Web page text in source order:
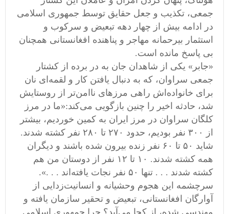
جمعی، تکذیب و جعل حقایق توسط جمهوری اسلامی
در ادامه بیش از چهار دهه تبعیض و سرکوب و
استثمار بیرحمانه مهاجر و پناهنده افغانستانی همچنان
بی پاسخ مانده است.
«جابر» یکی از شاهدان جان به در برده از کشتار
جمعی سراوان، که به دنبال یافتن کار و لقمه‌ای نان
برای خانواده‌اش راهی مرزهای ناامن‌تر از روستایش
شد، حادثه اخیر را چنین بازگویی می‌کند:«ما در مرز
کلگان سراوان در مرز ایران به کمین خوردیم، بیشتر
از ۳۰۰ نفر بودیم، حدود ۲۷۰ تا ۲۸۰ نفر کشته شدند.
شاید ۵۰ تا ۶۰ نفر زنده بیرون شده باشند و دیگران
همه کشته شدند. ۱۰ تا ۱۲ نفر از دوستان من هم
کشته شدند . . . تنها ۵۰ نفر نجات یافته‌اند . . .».
سرچشمه این هجوم وحشیانه و انسانیت‌زدایی از
آوارگان افغانستانی، تبعیض و تحقیر سازمان یافته و
مهندسی شده، از کجا می‌آید؟ چرا جمهوری اسلامی